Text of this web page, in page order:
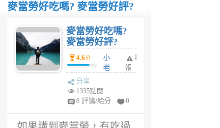
麥當勞好吃嗎? 麥當勞好評?
麥當勞好吃嗎?
麥當勞好評?
4.6分
小
老
年
舉
報
分享
1335點閱
8 評論/給分
0